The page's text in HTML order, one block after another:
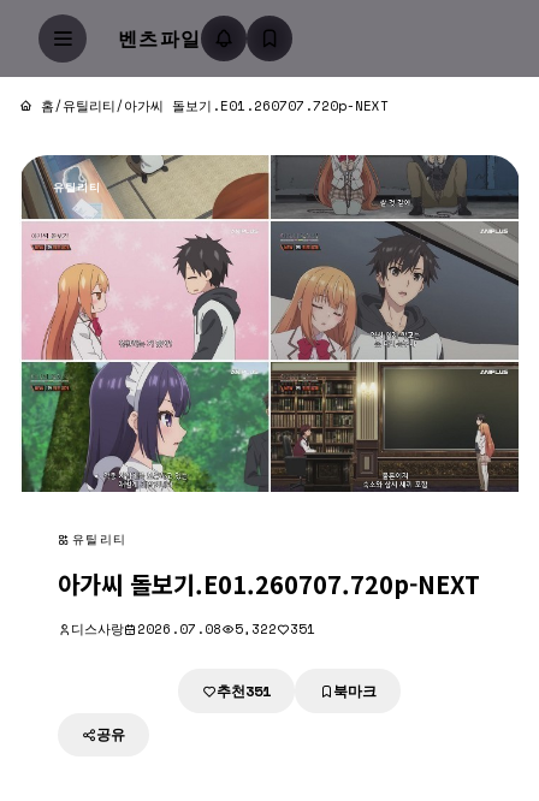
벤츠파일
홈/유틸리티/아가씨 돌보기.E01.260707.720p-NEXT
유틸리티
유틸리티
아가씨 돌보기.E01.260707.720p-NEXT
디스사랑 2026.07.08 5,322 351
추천351 북마크
공유